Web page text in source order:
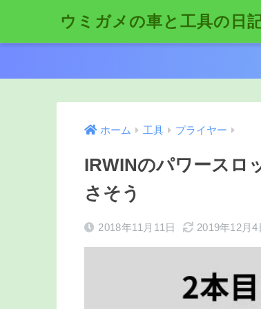
ウミガメの車と工具の日
ホーム 工具 プライヤー
IRWINのパワースロ
さそう
2018年11月11日 2019年12月4